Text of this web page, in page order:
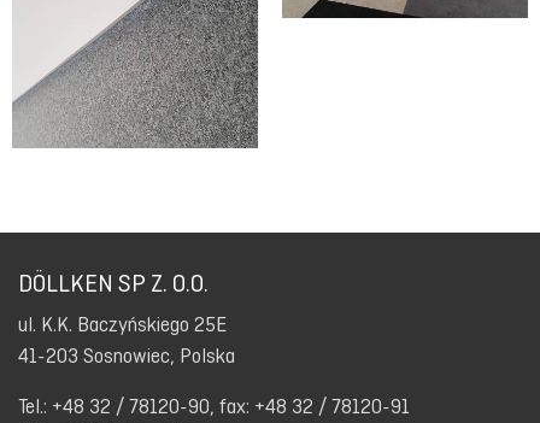
DÖLLKEN SP Z. O.O.
ul. K.K. Baczyńskiego 25E
41-203 Sosnowiec, Polska
Tel.: +48 32 / 78120-90, fax: +48 32 / 78120-91